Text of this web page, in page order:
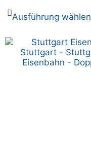
Ausführung wählen